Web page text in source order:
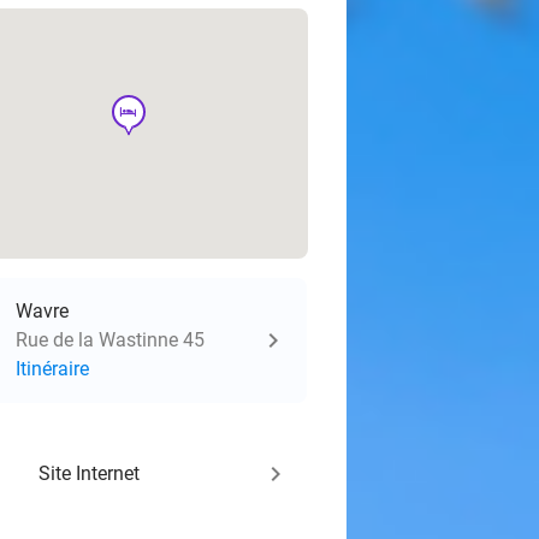
hotel
Wavre
Rue de la Wastinne 45
Itinéraire
Site Internet keyboard_arrow_right